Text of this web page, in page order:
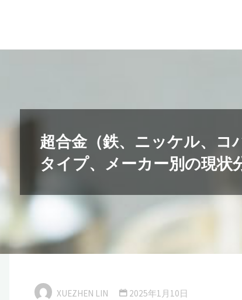
超合金（鉄、ニッケル、コ
タイプ、メーカー別の現
XUEZHEN LIN 2025年1月10日